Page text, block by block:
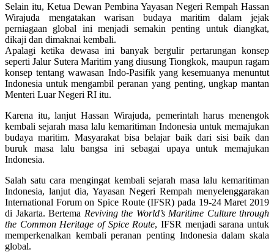
Selain itu, Ketua Dewan Pembina Yayasan Negeri Rempah Hassan
Wirajuda mengatakan warisan budaya maritim dalam jejak
perniagaan global ini menjadi semakin penting untuk diangkat,
dikaji dan dimaknai kembali.
Apalagi ketika dewasa ini banyak bergulir pertarungan konsep
seperti Jalur Sutera Maritim yang diusung Tiongkok, maupun ragam
konsep tentang wawasan Indo-Pasifik yang kesemuanya menuntut
Indonesia untuk mengambil peranan yang penting, ungkap mantan
Menteri Luar Negeri RI itu.
Karena itu, lanjut Hassan Wirajuda, pemerintah harus menengok
kembali sejarah masa lalu kemaritiman Indonesia untuk memajukan
budaya maritim. Masyarakat bisa belajar baik dari sisi baik dan
buruk masa lalu bangsa ini sebagai upaya untuk memajukan
Indonesia.
Salah satu cara mengingat kembali sejarah masa lalu kemaritiman
Indonesia, lanjut dia, Yayasan Negeri Rempah menyelenggarakan
International Forum on Spice Route (IFSR) pada 19-24 Maret 2019
di Jakarta. Bertema Reviving the World’s Maritime Culture through
the Common Heritage of Spice Route, IFSR menjadi sarana untuk
memperkenalkan kembali peranan penting Indonesia dalam skala
global.